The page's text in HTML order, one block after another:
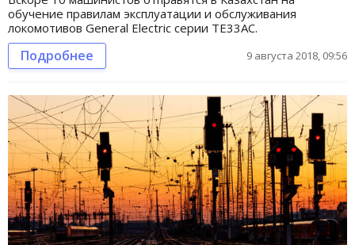
обучение правилам эксплуатации и обслуживания
локомотивов General Electric серии ТЕ33АС.
Подробнее 9 августа 2018, 09:56